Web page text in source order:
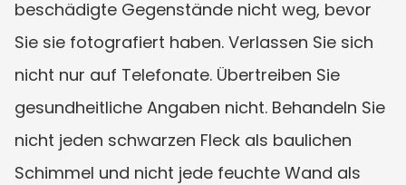
beschädigte Gegenstände nicht weg, bevor
Sie sie fotografiert haben. Verlassen Sie sich
nicht nur auf Telefonate. Übertreiben Sie
gesundheitliche Angaben nicht. Behandeln Sie
nicht jeden schwarzen Fleck als baulichen
Schimmel und nicht jede feuchte Wand als